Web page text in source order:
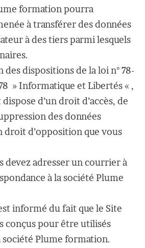
formation pourra
à transférer des données
à des tiers parmi lesquels
des dispositions de la loi n° 78-
» Informatique et Libertés « ,
d’un droit d’accès, de
des données
droit d’opposition que vous
devez adresser un courrier à
à la société Plume
informé du fait que le Site
conçus pour être utilisés
Plume formation.